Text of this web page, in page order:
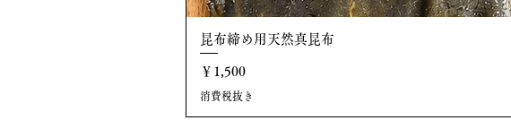
昆布締め用天然真昆布
価格
￥1,500
消費税抜き